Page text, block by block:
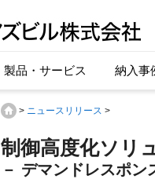
製品・サービス 納入事
> ニュースリリース >
制御高度化ソリ
－ デマンドレスポン